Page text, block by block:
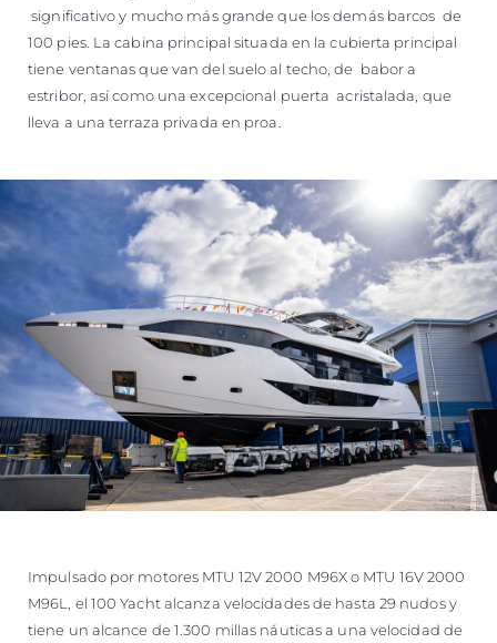
significativo y mucho más grande que los demás barcos de
100 pies. La cabina principal situada en la cubierta principal
tiene ventanas que van del suelo al techo, de babor a
estribor, así como una excepcional puerta acristalada, que
lleva a una terraza privada en proa.
Impulsado por motores MTU 12V 2000 M96X o MTU 16V 2000
M96L, el 100 Yacht alcanza velocidades de hasta 29 nudos y
tiene un alcance de 1.300 millas náuticas a una velocidad de